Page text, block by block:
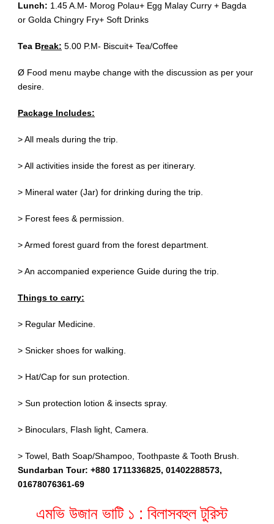
Lunch: 1.45 A.M- Morog Polau+ Egg Malay Curry + Bagda
or Golda Chingry Fry+ Soft Drinks
Tea Break: 5.00 P.M- Biscuit+ Tea/Coffee
Ø Food menu maybe change with the discussion as per your
desire.
Package Includes:
> All meals during the trip.
> All activities inside the forest as per itinerary.
> Mineral water (Jar) for drinking during the trip.
> Forest fees & permission.
> Armed forest guard from the forest department.
> An accompanied experience Guide during the trip.
Things to carry:
> Regular Medicine.
> Snicker shoes for walking.
> Hat/Cap for sun protection.
> Sun protection lotion & insects spray.
> Binoculars, Flash light, Camera.
> Towel, Bath Soap/Shampoo, Toothpaste & Tooth Brush.
Sundarban Tour: +880 1711336825, 01402288573,
01678076361-69
এমভি উজান ভাটি ১ : বিলাসবহুল টুরিস্ট